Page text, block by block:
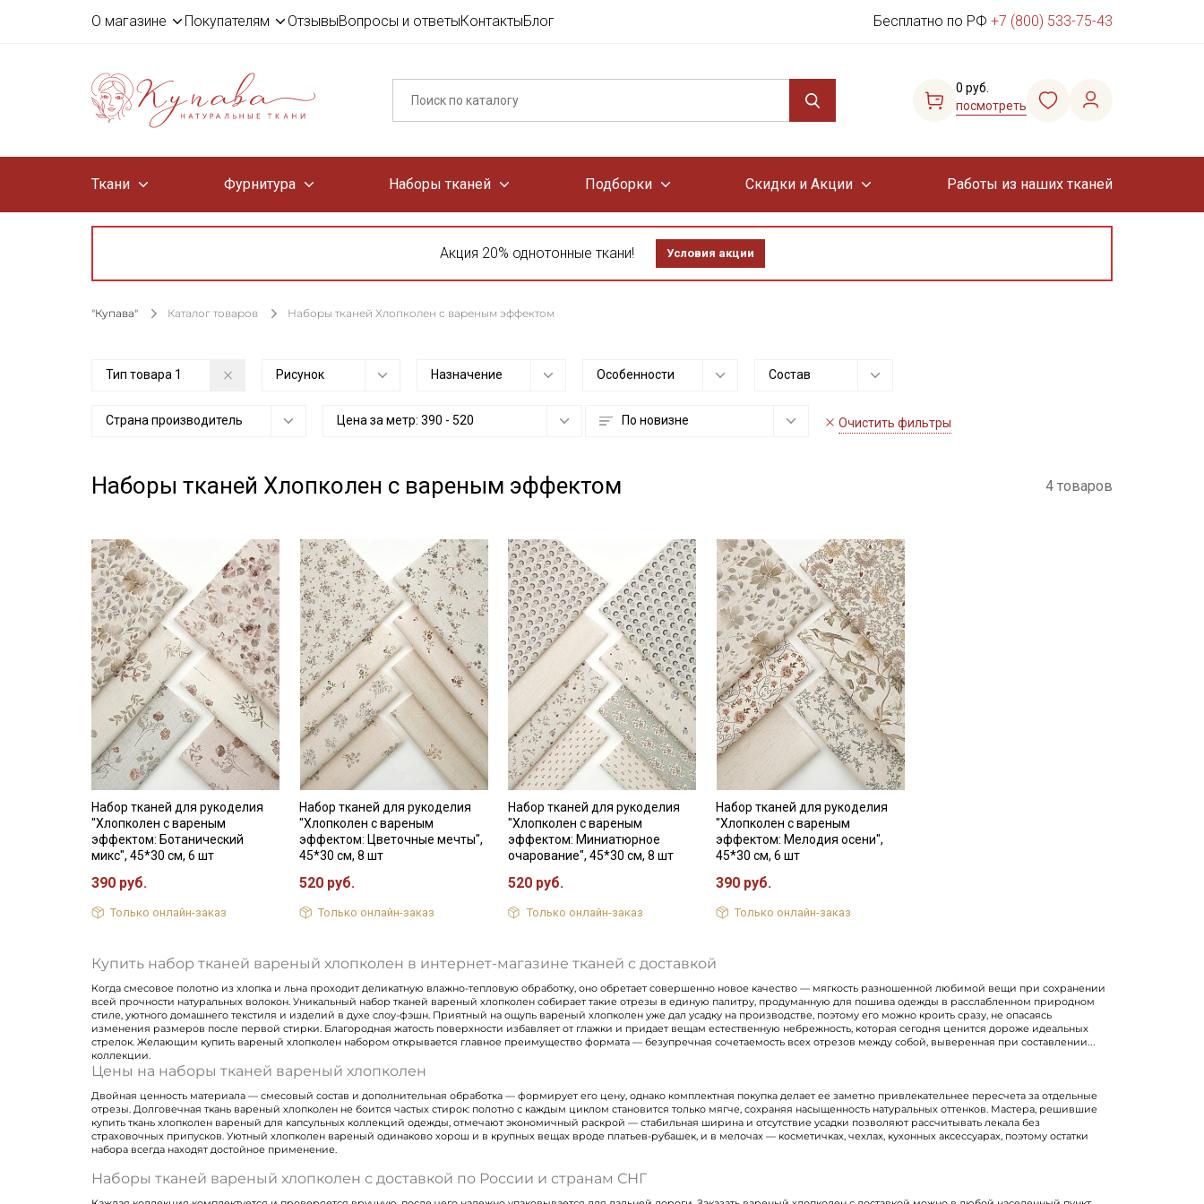
О магазине Покупателям ОтзывыВопросы и ответыКонтактыБлог Бесплатно по РФ +7 (800) 533-75-43
0 руб.
посмотреть
Ткани Фурнитура Наборы тканей Подборки Скидки и Акции Работы из наших тканей
Акция 20% однотонные ткани! Условия акции
"Купава" Каталог товаров Наборы тканей Хлопколен с вареным эффектом
Тип товара 1 Рисунок Назначение Особенности Состав
Страна производитель Цена за метр: 390 - 520 По новизне Очистить фильтры
Наборы тканей Хлопколен с вареным эффектом 4 товаров
Набор тканей для рукоделия
"Хлопколен с вареным
эффектом: Ботанический
микс", 45*30 см, 6 шт
390 руб.
Только онлайн-заказ
Набор тканей для рукоделия
"Хлопколен с вареным
эффектом: Цветочные мечты",
45*30 см, 8 шт
520 руб.
Только онлайн-заказ
Набор тканей для рукоделия
"Хлопколен с вареным
эффектом: Миниатюрное
очарование", 45*30 см, 8 шт
520 руб.
Только онлайн-заказ
Набор тканей для рукоделия
"Хлопколен с вареным
эффектом: Мелодия осени",
45*30 см, 6 шт
390 руб.
Только онлайн-заказ
Купить набор тканей вареный хлопколен в интернет-магазине тканей с доставкой
Когда смесовое полотно из хлопка и льна проходит деликатную влажно-тепловую обработку, оно обретает совершенно новое качество — мягкость разношенной любимой вещи при сохранении
всей прочности натуральных волокон. Уникальный набор тканей вареный хлопколен собирает такие отрезы в единую палитру, продуманную для пошива одежды в расслабленном природном
стиле, уютного домашнего текстиля и изделий в духе слоу-фэшн. Приятный на ощупь вареный хлопколен уже дал усадку на производстве, поэтому его можно кроить сразу, не опасаясь
изменения размеров после первой стирки. Благородная жатость поверхности избавляет от глажки и придает вещам естественную небрежность, которая сегодня ценится дороже идеальных
стрелок. Желающим купить вареный хлопколен набором открывается главное преимущество формата — безупречная сочетаемость всех отрезов между собой, выверенная при составлении
коллекции.
Цены на наборы тканей вареный хлопколен
Двойная ценность материала — смесовый состав и дополнительная обработка — формирует его цену, однако комплектная покупка делает ее заметно привлекательнее пересчета за отдельные
отрезы. Долговечная ткань вареный хлопколен не боится частых стирок: полотно с каждым циклом становится только мягче, сохраняя насыщенность натуральных оттенков. Мастера, решившие
купить ткань хлопколен вареный для капсульных коллекций одежды, отмечают экономичный раскрой — стабильная ширина и отсутствие усадки позволяют рассчитывать лекала без
страховочных припусков. Уютный хлопколен вареный одинаково хорош и в крупных вещах вроде платьев-рубашек, и в мелочах — косметичках, чехлах, кухонных аксессуарах, поэтому остатки
набора всегда находят достойное применение.
Наборы тканей вареный хлопколен с доставкой по России и странам СНГ
Секретная рассылка от
Купава
Мы публикуем здесь дополнительные
промокоды и скидки до 30% на узкие
категории тканей
Электронная почта
Подписаться
Ознакомлен(а) с
Политикой обработки персональных
и даю Согласие на обработку персональных
ДаюСогласие на получение рекламных и
информационных рассылок